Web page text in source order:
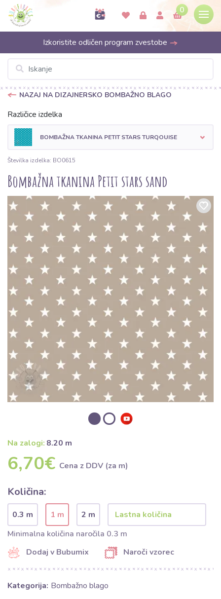
0
Izkoristite odličen program zvestobe
NAZAJ NA DIZAJNERSKO BOMBAŽNO BLAGO
Različice izdelka
BOMBAŽNA TKANINA PETIT STARS TURQOUISE
Številka izdelka: BO0615
Bombažna tkanina Petit stars sand
Na zalogi: 8.20 m
6,70€ Cena z DDV (za m)
Količina:
0.3 m 1 m
2 m
Minimalna količina naročila 0.3 m
Dodaj v Bubumix
Naroči vzorec
Kategorija: Bombažno blago